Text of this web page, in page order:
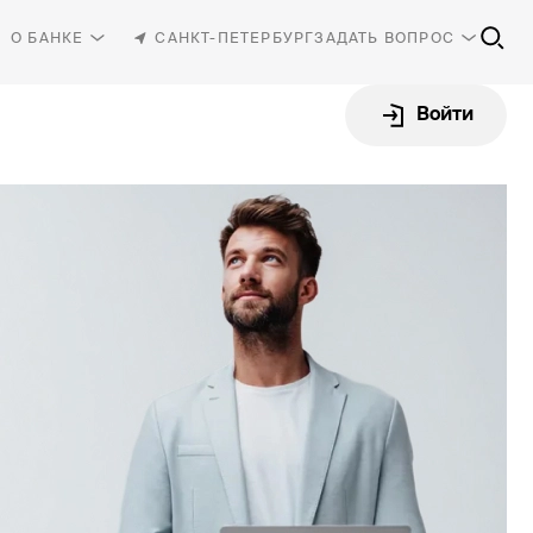
О БАНКЕ САНКТ-ПЕТЕРБУРГЗАДАТЬ ВОПРОС
Войти
Интернет-клиент
Открыть счёт